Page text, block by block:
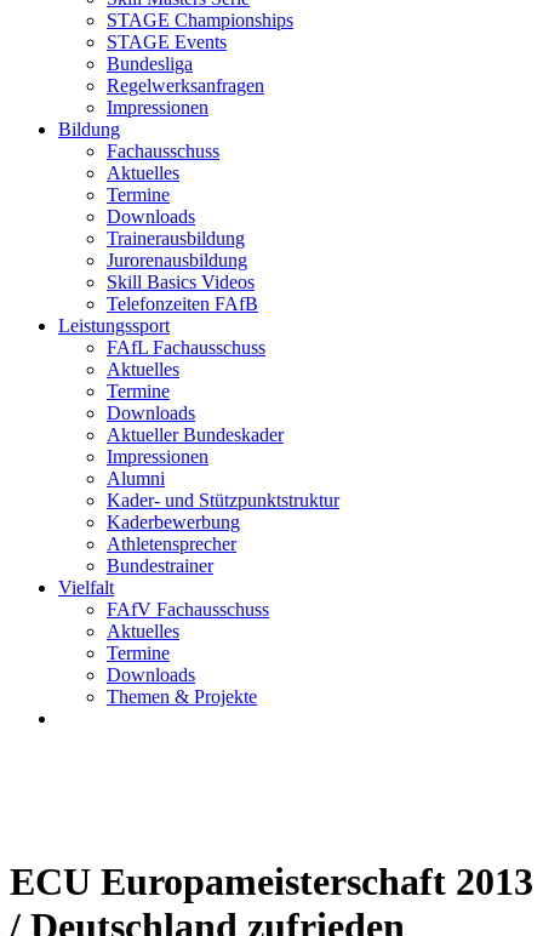
STAGE Championships
STAGE Events
Bundesliga
Regelwerksanfragen
Impressionen
Bildung
Fachausschuss
Aktuelles
Termine
Downloads
Trainerausbildung
Jurorenausbildung
Skill Basics Videos
Telefonzeiten FAfB
Leistungssport
FAfL Fachausschuss
Aktuelles
Termine
Downloads
Aktueller Bundeskader
Impressionen
Alumni
Kader- und Stützpunktstruktur
Kaderbewerbung
Athletensprecher
Bundestrainer
Vielfalt
FAfV Fachausschuss
Aktuelles
Termine
Downloads
Themen & Projekte
ECU Europameisterschaft 2013
/ Deutschland zufrieden